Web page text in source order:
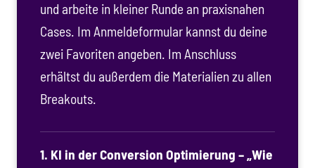
und arbeite in kleiner Runde an praxisnahen
Cases. Im Anmeldeformular kannst du deine
zwei Favoriten angeben. Im Anschluss
erhältst du außerdem die Materialien zu allen
Breakouts.
1. KI in der Conversion Optimierung – „Wie